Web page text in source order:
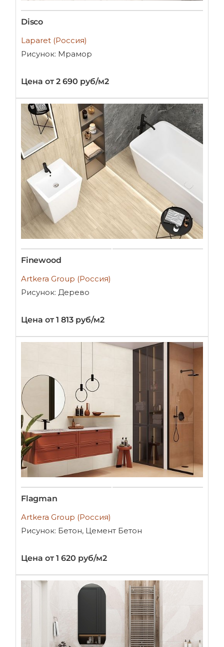
Disco
Laparet (Россия)
Рисунок: Мрамор
Цена от 2 690 руб/м2
Finewood
Artkera Group (Россия)
Рисунок: Дерево
Цена от 1 813 руб/м2
Flagman
Artkera Group (Россия)
Рисунок: Бетон, Цемент Бетон
Цена от 1 620 руб/м2